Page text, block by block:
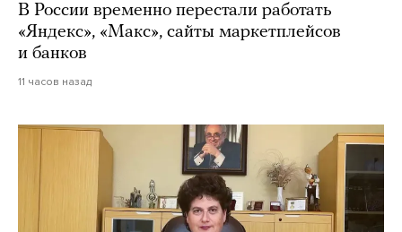
В России временно перестали работать
«Яндекс», «Макс», сайты маркетплейсов
и банков
11 часов назад